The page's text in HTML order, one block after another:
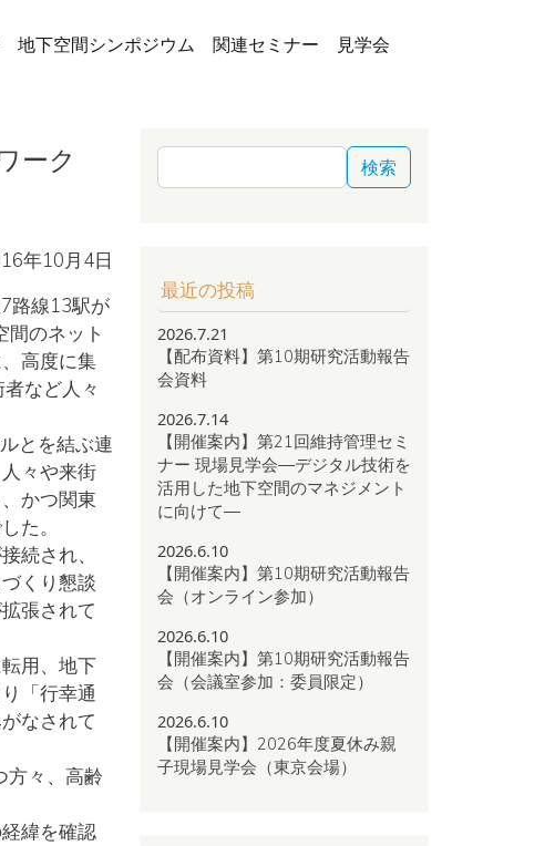
地下空間シンポジウム 関連セミナー 見学会
ーク
年10月4日
路線13駅が
のネット
高度に集
など人々
とを結ぶ連
々や来街
かつ関東
た。
続され、
くり懇談
張されて
用、地下
「行幸通
なされて
方々、高齢
緯を確認
検索
最近の投稿
2026.7.21
【配布資料】第10期研究活動報告
会資料
2026.7.14
【開催案内】第21回維持管理セミ
ナー 現場見学会―デジタル技術を
活用した地下空間のマネジメント
に向けて―
2026.6.10
【開催案内】第10期研究活動報告
会（オンライン参加）
2026.6.10
【開催案内】第10期研究活動報告
会（会議室参加：委員限定）
2026.6.10
【開催案内】2026年度夏休み親
子現場見学会（東京会場）